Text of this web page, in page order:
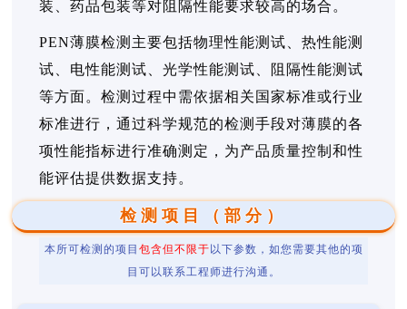
装、药品包装等对阻隔性能要求较高的场合。
PEN薄膜检测主要包括物理性能测试、热性能测
试、电性能测试、光学性能测试、阻隔性能测试
等方面。检测过程中需依据相关国家标准或行业
标准进行，通过科学规范的检测手段对薄膜的各
项性能指标进行准确测定，为产品质量控制和性
能评估提供数据支持。
检测项目（部分）
本所可检测的项目 包含但不限于 以下参数，如您需要其他的项
目可以联系工程师进行沟通。